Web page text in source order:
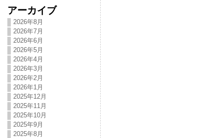
アーカイブ
2026年8月
2026年7月
2026年6月
2026年5月
2026年4月
2026年3月
2026年2月
2026年1月
2025年12月
2025年11月
2025年10月
2025年9月
2025年8月